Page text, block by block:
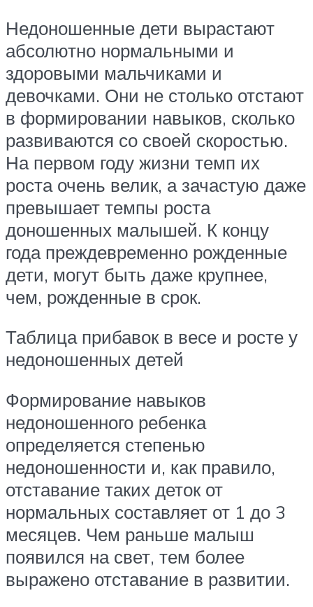
Недоношенные дети вырастают
абсолютно нормальными и
здоровыми мальчиками и
девочками. Они не столько отстают
в формировании навыков, сколько
развиваются со своей скоростью.
На первом году жизни темп их
роста очень велик, а зачастую даже
превышает темпы роста
доношенных малышей. К концу
года преждевременно рожденные
дети, могут быть даже крупнее,
чем, рожденные в срок.
Таблица прибавок в весе и росте у
недоношенных детей
Формирование навыков
недоношенного ребенка
определяется степенью
недоношенности и, как правило,
отставание таких деток от
нормальных составляет от 1 до 3
месяцев. Чем раньше малыш
появился на свет, тем более
выражено отставание в развитии.